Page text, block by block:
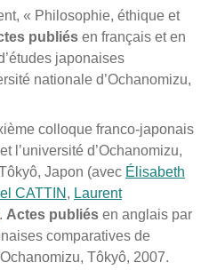
« Philosophie, éthique et
publiés en français et en
japonaises
nationale d’Ochanomizu,
colloque franco-japonais
l’université d’Ochanomizu,
Japon (avec Élisabeth
CATTIN , Laurent
Actes publiés en anglais par
comparatives de
Tôkyô, 2007.